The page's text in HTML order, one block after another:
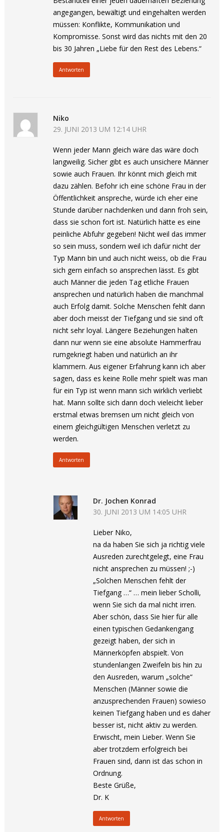
angegangen, bewältigt und eingehalten werden
müssen: Konflikte, Kommunikation und
Kompromisse. Sonst wird das nichts mit den 20
bis 30 Jahren „Liebe für den Rest des Lebens.“
Antworten
Niko
29. JUNI 2013 UM 12:14 UHR
Wenn jeder Mann gleich wäre das wäre doch
langweilig. Sicher gibt es auch unsichere Männer
sowie auch Frauen. Ihr könnt mich gleich mit
dazu zählen. Befohr ich eine schöne Frau in der
Öffentlichkeit anspreche, würde ich eher eine
Stunde darüber nachdenken und dann froh sein,
dass sie schon fort ist. Natürlich hätte es eine
peinliche Abfuhr gegeben! Nicht weil das immer
so sein muss, sondern weil ich dafür nicht der
Typ Mann bin und auch nicht weiss, ob die Frau
sich gern einfach so ansprechen lässt. Es gibt
auch Männer die jeden Tag etliche Frauen
ansprechen und natürlich haben die manchmal
auch Erfolg damit. Solche Menschen fehlt dann
aber doch meisst der Tiefgang und sie sind oft
nicht sehr loyal. Längere Beziehungen halten
dann nur wenn sie eine absolute Hammerfrau
rumgekriegt haben und natürlich an ihr
klammern. Aus eigener Erfahrung kann ich aber
sagen, dass es keine Rolle mehr spielt was man
für ein Typ ist wenn mann sich wirklich verliebt
hat. Mann sollte sich dann doch vieleicht lieber
erstmal etwas bremsen um nicht gleich von
einem gleichgültigen Menschen verletzt zu
werden.
Antworten
Dr. Jochen Konrad
30. JUNI 2013 UM 14:05 UHR
Lieber Niko,
na da haben Sie sich ja richtig viele
Ausreden zurechtgelegt, eine Frau
nicht ansprechen zu müssen! ;-)
„Solchen Menschen fehlt der
Tiefgang …“ … mein lieber Scholli,
wenn Sie sich da mal nicht irren.
Aber schön, dass Sie hier für alle
einen typischen Gedankengang
gezeigt haben, der sich in
Männerköpfen abspielt. Von
stundenlangen Zweifeln bis hin zu
den Ausreden, warum „solche“
Menschen (Männer sowie die
anzusprechenden Frauen) sowieso
keinen Tiefgang haben und es daher
besser ist, nicht aktiv zu werden.
Erwischt, mein Lieber. Wenn Sie
aber trotzdem erfolgreich bei
Frauen sind, dann ist das schon in
Ordnung.
Beste Grüße,
Dr. K
Antworten